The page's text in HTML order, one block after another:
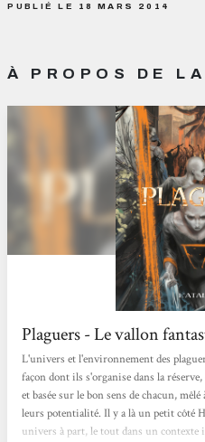
PUBLIÉ LE 18 MARS 2014
À PROPOS DE
Plaguers - Le vallon
L'univers et l'environnement des
façon dont ils s'organise dans la
et basée sur le bon sens de chacun,
leurs potentialité. Il y a là un petit côté
univers à part, le tout dans un contexte